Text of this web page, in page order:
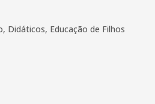
Didáticos, Educação de Filhos